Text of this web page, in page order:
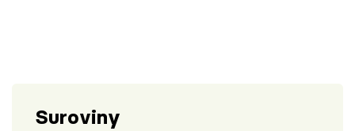
Suroviny